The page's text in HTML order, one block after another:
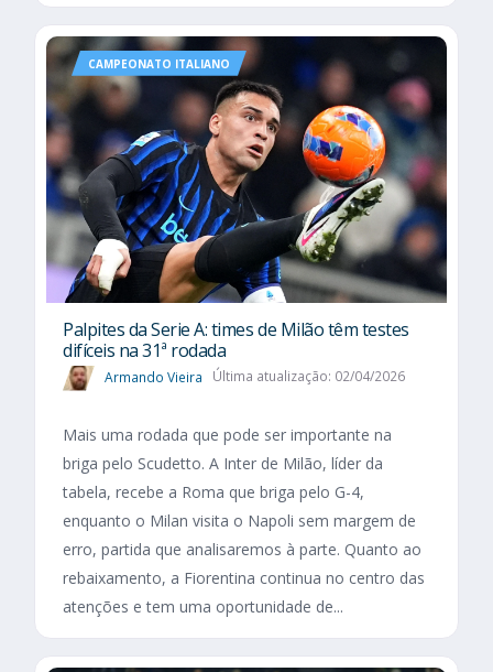
CAMPEONATO ITALIANO
Palpites da Serie A: times de Milão têm testes
difíceis na 31ª rodada
Armando Vieira Última atualização: 02/04/2026
Mais uma rodada que pode ser importante na
briga pelo Scudetto. A Inter de Milão, líder da
tabela, recebe a Roma que briga pelo G-4,
enquanto o Milan visita o Napoli sem margem de
erro, partida que analisaremos à parte. Quanto ao
rebaixamento, a Fiorentina continua no centro das
atenções e tem uma oportunidade de...